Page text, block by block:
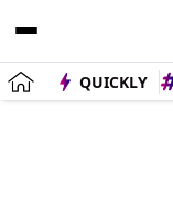
QUICKLY